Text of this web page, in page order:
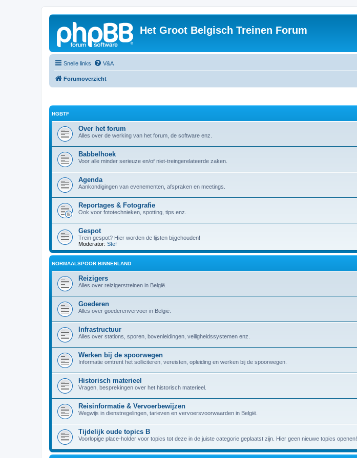
Het Groot Belgisch Treinen Forum
Snelle links V&A
Forumoverzicht
HGBTF
Over het forum
Alles over de werking van het forum, de software enz.
Babbelhoek
Voor alle minder serieuze en/of niet-treingerelateerde zaken.
Agenda
Aankondigingen van evenementen, afspraken en meetings.
Reportages & Fotografie
Ook voor fototechnieken, spotting, tips enz.
Gespot
Trein gespot? Hier worden de lijsten bijgehouden!
Moderator: Stef
NORMAALSPOOR BINNENLAND
Reizigers
Alles over reizigerstreinen in België.
Goederen
Alles over goederenvervoer in België.
Infrastructuur
Alles over stations, sporen, bovenleidingen, veiligheidssystemen enz.
Werken bij de spoorwegen
Informatie omtrent het solliciteren, vereisten, opleiding en werken bij de spoorwegen.
Historisch materieel
Vragen, besprekingen over het historisch materieel.
Reisinformatie & Vervoerbewijzen
Wegwijs in dienstregelingen, tarieven en vervoersvoorwaarden in België.
Tijdelijk oude topics B
Voorlopige place-holder voor topics tot deze in de juiste categorie geplaatst zijn. Hier geen nieuwe topics openen!